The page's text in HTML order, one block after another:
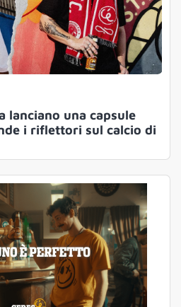
lanciano una capsule
i riflettori sul calcio di